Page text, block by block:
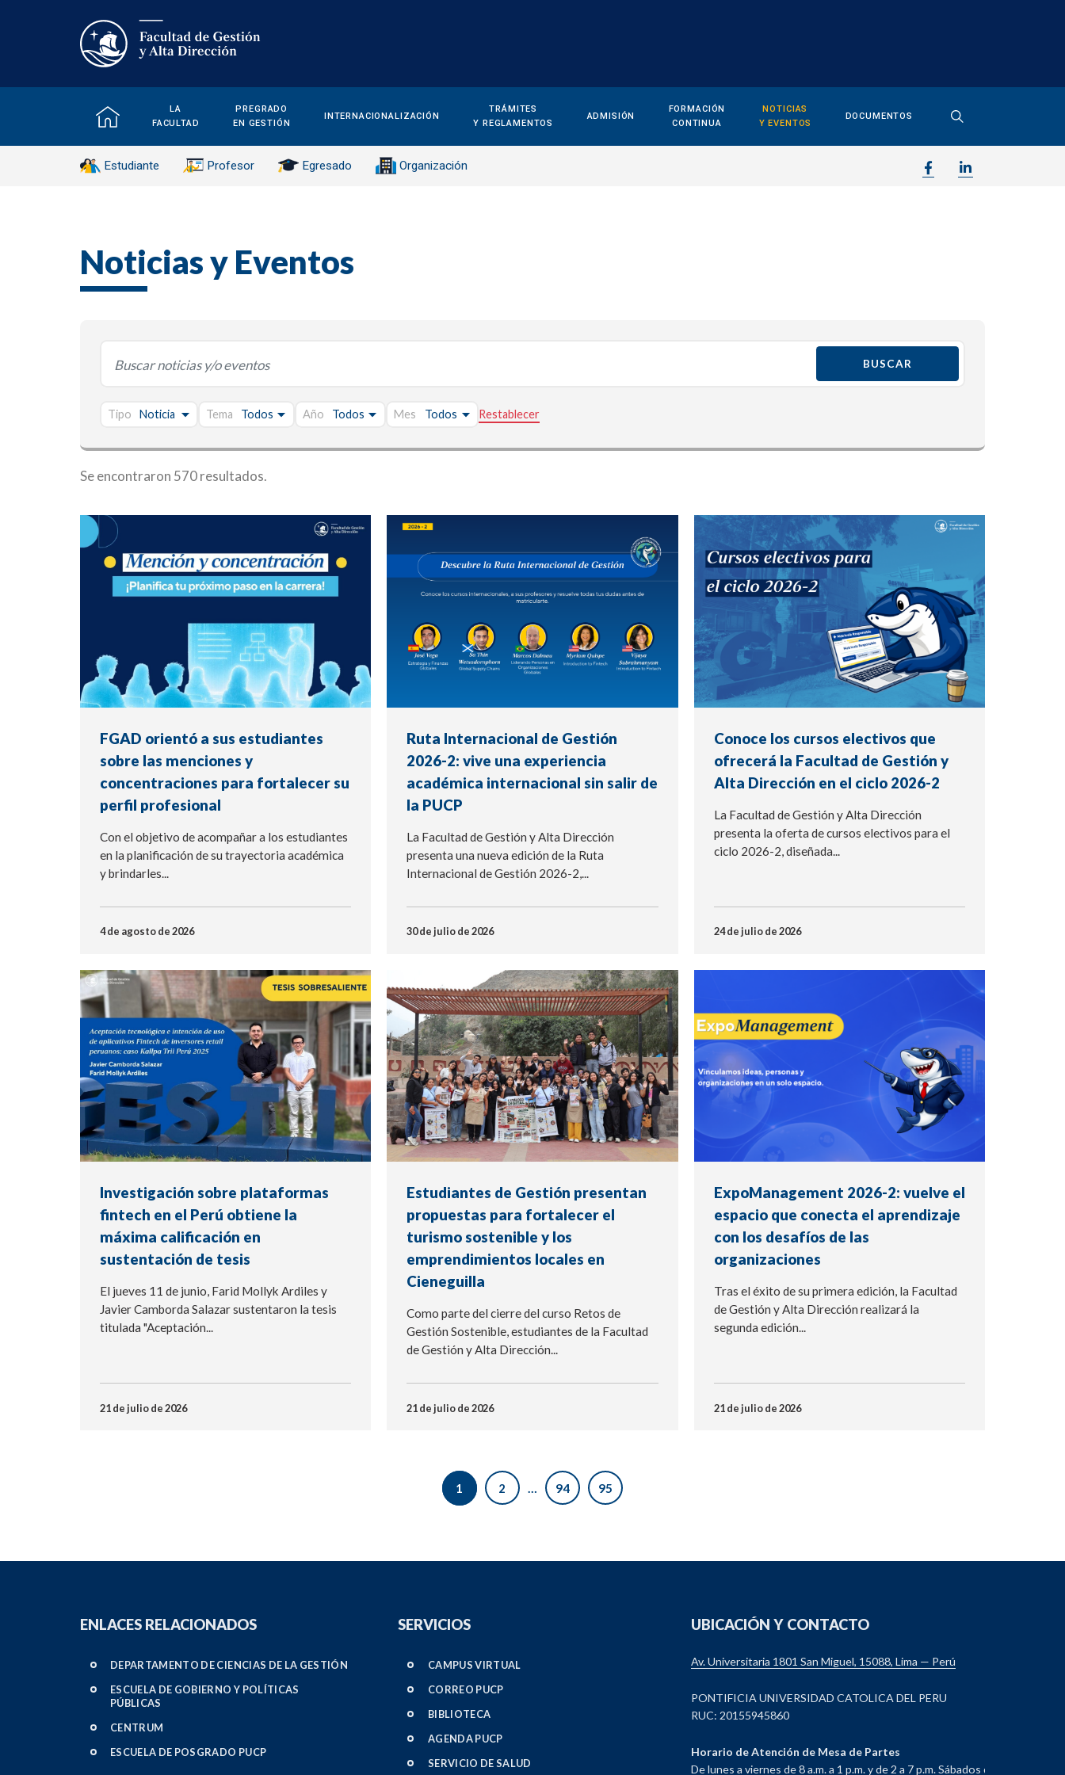
LA
FACULTAD
PREGRADO
EN GESTIÓN
INTERNACIONALIZACIÓN
TRÁMITES
Y REGLAMENTOS
ADMISIÓN
FORMACIÓN
CONTINUA
NOTICIAS
Y EVENTOS
DOCUMENTOS
Estudiante Profesor Egresado Organización
Noticias y Eventos
Tipo Tema Año Mes Restablecer
Se encontraron 570 resultados.
NOTICIA
FGAD orientó a sus estudiantes
sobre las menciones y
concentraciones para fortalecer su
perfil profesional
Con el objetivo de acompañar a los estudiantes
en la planificación de su trayectoria académica
y brindarles...
4 de agosto de 2026
Ruta Internacional de Gestión
2026-2: vive una experiencia
académica internacional sin salir de
la PUCP
La Facultad de Gestión y Alta Dirección
presenta una nueva edición de la Ruta
Internacional de Gestión 2026-2,...
30 de julio de 2026
NOTICIA
Conoce los cursos electivos que
ofrecerá la Facultad de Gestión y
Alta Dirección en el ciclo 2026-2
La Facultad de Gestión y Alta Dirección
presenta la oferta de cursos electivos para el
ciclo 2026-2, diseñada...
24 de julio de 2026
Investigación sobre plataformas
fintech en el Perú obtiene la
máxima calificación en
sustentación de tesis
El jueves 11 de junio, Farid Mollyk Ardiles y
Javier Camborda Salazar sustentaron la tesis
titulada "Aceptación...
21 de julio de 2026
NOTICIA
Estudiantes de Gestión presentan
propuestas para fortalecer el
turismo sostenible y los
emprendimientos locales en
Cieneguilla
Como parte del cierre del curso Retos de
Gestión Sostenible, estudiantes de la Facultad
de Gestión y Alta Dirección...
21 de julio de 2026
ExpoManagement 2026-2: vuelve el
espacio que conecta el aprendizaje
con los desafíos de las
organizaciones
Tras el éxito de su primera edición, la Facultad
de Gestión y Alta Dirección realizará la
segunda edición...
21 de julio de 2026
1 2 … 94 95
ENLACES RELACIONADOS
DEPARTAMENTO DE CIENCIAS DE LA GESTIÓN
ESCUELA DE GOBIERNO Y POLÍTICAS
PÚBLICAS
CENTRUM
ESCUELA DE POSGRADO PUCP
SERVICIOS
CAMPUS VIRTUAL
CORREO PUCP
BIBLIOTECA
AGENDA PUCP
SERVICIO DE SALUD
UBICACIÓN Y CONTACTO
Av. Universitaria 1801 San Miguel, 15088, Lima — Perú
PONTIFICIA UNIVERSIDAD CATOLICA DEL PERU
RUC: 20155945860
Horario de Atención de Mesa de Partes
De lunes a viernes de 8 a.m. a 1 p.m. y de 2 a 7 p.m. Sábados de 8